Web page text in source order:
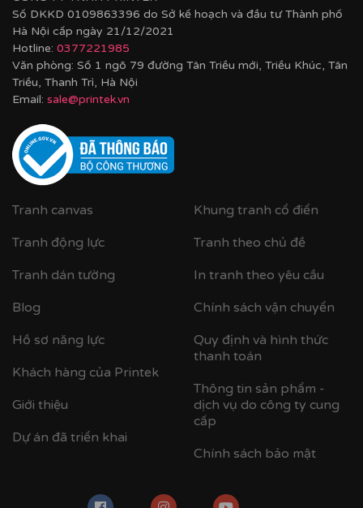
CHẤT LIỆU & CHẤT LƯỢNG TRANH PRINTEK
TạiPrintek , mỗi bức tranh Indochine được sản xuất với
tiêu chuẩn cao:
✨Chất liệu vải in cao cấp
Vải canvas dày dặn, bề mặt sần nhẹ, giữ màu tốt,
Số DKKD 0109863396 do Sở kế hoạch và đầu tư Thành phố
Hà Nội cấp ngày 21/12/2021
Hotline: 0377221985
Văn phòng: Số 1 ngõ 79 đường Tân Triều mới, Triều Khúc, Tân
Triều, Thanh Trì, Hà Nội
Email: sale@printek.vn
Tranh canvas
Tranh động lực
Tranh dán tường
Blog
Hồ sơ năng lực
Khách hàng của Printek
Giới thiệu
Dự án đã triển khai
Khung tranh cổ điển
Tranh theo chủ đề
In tranh theo yêu cầu
Chính sách vận chuyển
Quy định và hình thức
thanh toán
Thông tin sản phẩm -
dịch vụ do công ty cung
cấp
Chính sách bảo mật